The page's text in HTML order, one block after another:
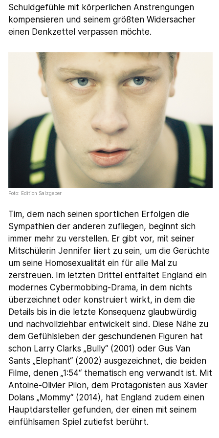
Schuldgefühle mit körperlichen Anstrengungen
kompensieren und seinem größten Widersacher
einen Denkzettel verpassen möchte.
Foto: Edition Salzgeber
Tim, dem nach seinen sportlichen Erfolgen die
Sympathien der anderen zufliegen, beginnt sich
immer mehr zu verstellen. Er gibt vor, mit seiner
Mitschülerin Jennifer liiert zu sein, um die Gerüchte
um seine Homosexualität ein für alle Mal zu
zerstreuen. Im letzten Drittel entfaltet England ein
modernes Cybermobbing-Drama, in dem nichts
überzeichnet oder konstruiert wirkt, in dem die
Details bis in die letzte Konsequenz glaubwürdig
und nachvollziehbar entwickelt sind. Diese Nähe zu
dem Gefühlsleben der geschundenen Figuren hat
schon Larry Clarks „Bully“ (2001) oder Gus Van
Sants „Elephant“ (2002) ausgezeichnet, die beiden
Filme, denen „1:54“ thematisch eng verwandt ist. Mit
Antoine-Olivier Pilon, dem Protagonisten aus Xavier
Dolans „Mommy“ (2014), hat England zudem einen
Hauptdarsteller gefunden, der einen mit seinem
einfühlsamen Spiel zutiefst berührt.